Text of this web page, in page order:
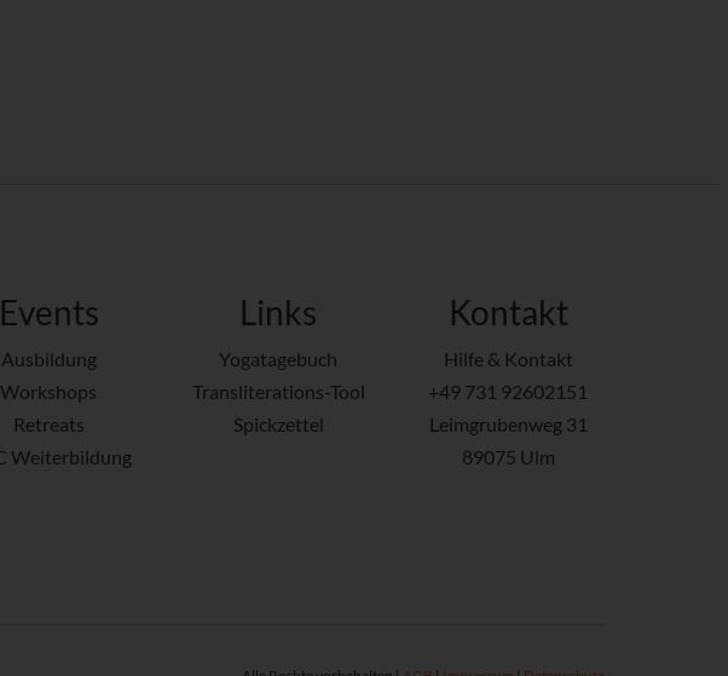
Events
Ausbildung
Workshops
Retreats
Weiterbildung
Links
Yogatagebuch
Transliterations-Tool
Spickzettel
Kontakt
Hilfe & Kontakt
+49 731 92602151
Leimgrubenweg 31
89075 Ulm